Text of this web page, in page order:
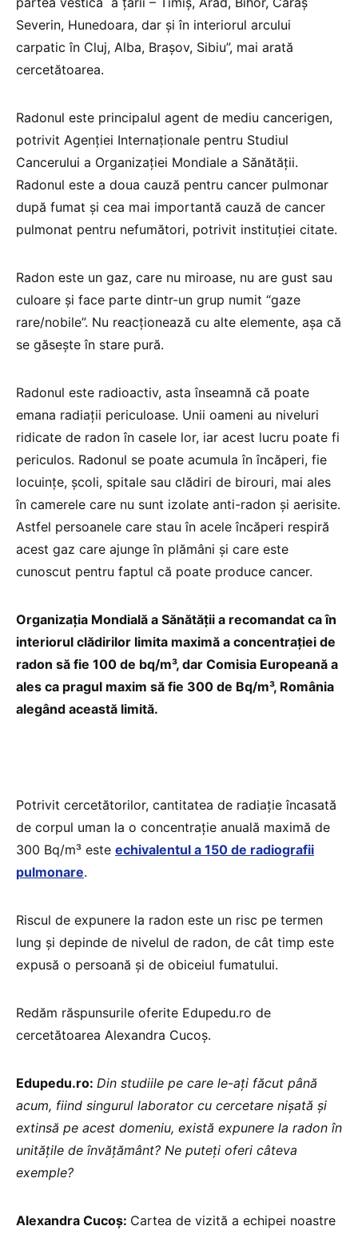
Severin, Hunedoara, dar şi în interiorul arcului
carpatic în Cluj, Alba, Braşov, Sibiu”, mai arată
cercetătoarea.
Radonul este principalul agent de mediu cancerigen,
potrivit Agenției Internaționale pentru Studiul
Cancerului a Organizației Mondiale a Sănătății.
Radonul este a doua cauză pentru cancer pulmonar
după fumat și cea mai importantă cauză de cancer
pulmonat pentru nefumători, potrivit instituției citate.
Radon este un gaz, care nu miroase, nu are gust sau
culoare și face parte dintr-un grup numit “gaze
rare/nobile”. Nu reacționează cu alte elemente, așa că
se găsește în stare pură.
Radonul este radioactiv, asta înseamnă că poate
emana radiații periculoase. Unii oameni au niveluri
ridicate de radon în casele lor, iar acest lucru poate fi
periculos. Radonul se poate acumula în încăperi, fie
locuințe, școli, spitale sau clădiri de birouri, mai ales
în camerele care nu sunt izolate anti-radon și aerisite.
Astfel persoanele care stau în acele încăperi respiră
acest gaz care ajunge în plămâni și care este
cunoscut pentru faptul că poate produce cancer.
Organizația Mondială a Sănătății a recomandat ca în
interiorul clădirilor limita maximă a concentrației de
radon să fie 100 de bq/m³, dar Comisia Europeană a
ales ca pragul maxim să fie 300 de Bq/m³, România
alegând această limită.
Potrivit cercetătorilor, cantitatea de radiație încasată
de corpul uman la o concentrație anuală maximă de
300 Bq/m³ este echivalentul a 150 de radiografii
pulmonare.
Riscul de expunere la radon este un risc pe termen
lung și depinde de nivelul de radon, de cât timp este
expusă o persoană și de obiceiul fumatului.
Redăm răspunsurile oferite Edupedu.ro de
cercetătoarea Alexandra Cucoș.
Edupedu.ro: Din studiile pe care le-ați făcut până
acum, fiind singurul laborator cu cercetare nișată și
extinsă pe acest domeniu, există expunere la radon în
unitățile de învățământ? Ne puteți oferi câteva
exemple?
Alexandra Cucoș: Cartea de vizită a echipei noastre